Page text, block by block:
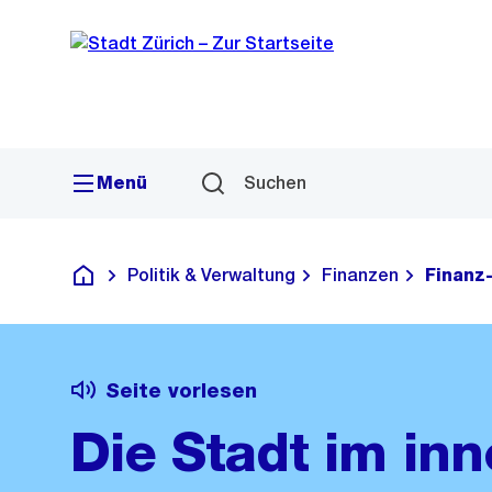
Navigation
Sprunglink
Menü Suchen
Deutsch
Politik & Verwaltung Finanzen
Seite vorlesen
Die Stadt im